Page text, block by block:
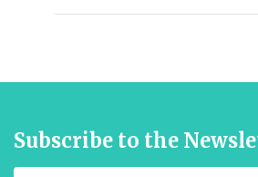
Subscribe to the